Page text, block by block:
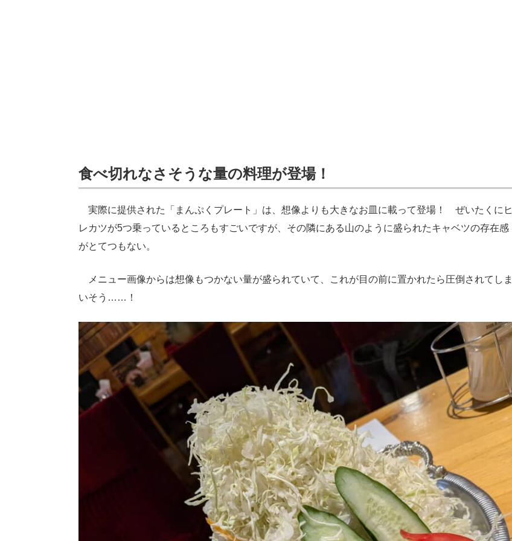
食べ切れなさそうな量の料理が登場！
実際に提供された「まんぷくプレート」は、想像よりも大きなお皿に載って登場！ ぜいたくにヒ
レカツが5つ乗っているところもすごいですが、その隣にある山のように盛られたキャベツの存在感
がとてつもない。
メニュー画像からは想像もつかない量が盛られていて、これが目の前に置かれたら圧倒されてしま
いそう……！